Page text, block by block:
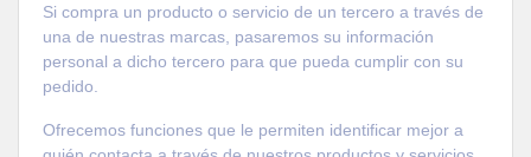
Si compra un producto o servicio de un tercero a través de
una de nuestras marcas, pasaremos su información
personal a dicho tercero para que pueda cumplir con su
pedido.
Ofrecemos funciones que le permiten identificar mejor a